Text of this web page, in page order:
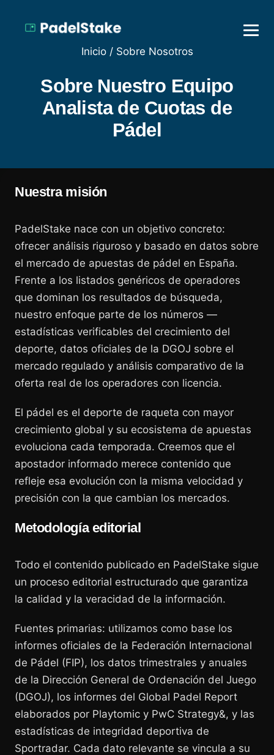
Inicio / Sobre Nosotros
Sobre Nuestro Equipo
Analista de Cuotas de
Pádel
Nuestra misión
PadelStake nace con un objetivo concreto:
ofrecer análisis riguroso y basado en datos sobre
el mercado de apuestas de pádel en España.
Frente a los listados genéricos de operadores
que dominan los resultados de búsqueda,
nuestro enfoque parte de los números —
estadísticas verificables del crecimiento del
deporte, datos oficiales de la DGOJ sobre el
mercado regulado y análisis comparativo de la
oferta real de los operadores con licencia.
El pádel es el deporte de raqueta con mayor
crecimiento global y su ecosistema de apuestas
evoluciona cada temporada. Creemos que el
apostador informado merece contenido que
refleje esa evolución con la misma velocidad y
precisión con la que cambian los mercados.
Metodología editorial
Todo el contenido publicado en PadelStake sigue
un proceso editorial estructurado que garantiza
la calidad y la veracidad de la información.
Fuentes primarias: utilizamos como base los
informes oficiales de la Federación Internacional
de Pádel (FIP), los datos trimestrales y anuales
de la Dirección General de Ordenación del Juego
(DGOJ), los informes del Global Padel Report
elaborados por Playtomic y PwC Strategy&, y las
estadísticas de integridad deportiva de
Sportradar. Cada dato relevante se vincula a su